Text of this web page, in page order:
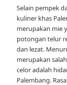
Selain pempek
kuliner khas
merupakan mie
potongan telur
dan lezat.
merupakan
celor adalah
Palembang.